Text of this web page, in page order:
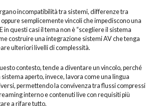
incompatibilità tra sistemi, differenze tra
oppure semplicemente vincoli che impediscono una
in questi casi il tema non è “scegliere il sistema
costruire una integrazione sistemi AV che tenga
ulteriori livelli di complessità.
contesto, tende a diventare un vincolo, perché
aperto, invece, lavora come una lingua
permettendo la convivenza tra flussi compressi
interno e contenuti live con requisiti più
a rifare tutto.